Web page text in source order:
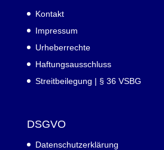
Kontakt
Impressum
Urheberrechte
Haftungsausschluss
Streitbeilegung | § 36 VSBG
DSGVO
Datenschutzerklärung